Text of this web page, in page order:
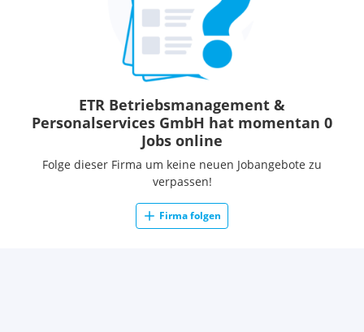
ETR Betriebsmanagement &
Personalservices GmbH hat momentan 0
Jobs online
Folge dieser Firma um keine neuen Jobangebote zu
verpassen!
Firma folgen